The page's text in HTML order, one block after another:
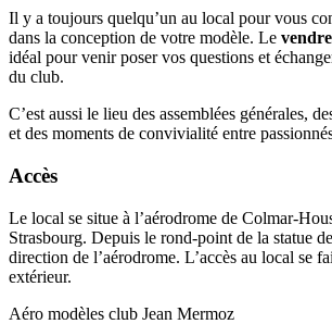
Il y a toujours quelqu’un au local pour vous
dans la conception de votre modèle. Le
idéal pour venir poser vos questions et
du club.
C’est aussi le lieu des assemblées générales,
et des moments de convivialité entre
Accès
Le local se situe à l’aérodrome de Colmar-
Strasbourg. Depuis le rond-point de la statue
direction de l’aérodrome. L’accès au local se
extérieur.
Aéro modèles club Jean Mermoz